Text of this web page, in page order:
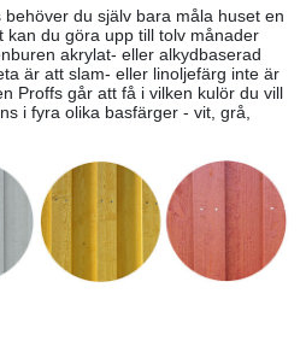
du själv bara måla huset en
kan du göra upp till tolv månader
akrylat- eller alkydbaserad
är att slam- eller linoljefärg inte är
Proffs går att få i vilken kulör du vill
i fyra olika basfärger - vit, grå,